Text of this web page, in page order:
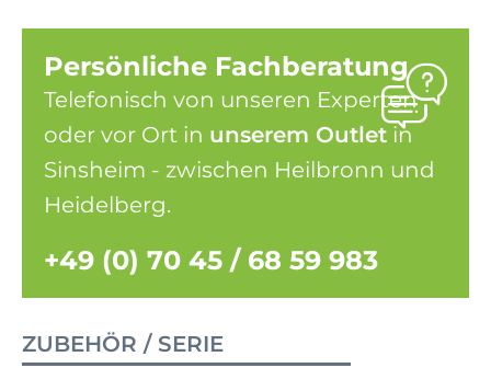
Persönliche Fachberatung
Telefonisch von unseren Experten
oder vor Ort in unserem Outlet in
Sinsheim - zwischen Heilbronn und
Heidelberg.
+49 (0) 70 45 / 68 59 983
ZUBEHÖR / SERIE